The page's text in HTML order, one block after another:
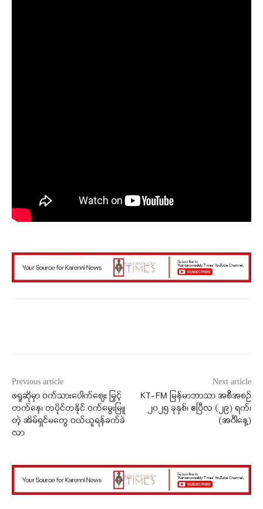
Previous article
ဖရူဆိုမှာ ဝက်သားပေါက်စျေး မြှင့်
တက်နေ၊ တပိုင်တနိုင် ဝက်မွေးမြူ
တဲ့ အိမ်ရှင်မတွေ ဝယ်ယူရန်ခက်ခဲ
လာ
Next article
KT-FM မြန်မာဘာသာ အစီအစဉ်
၂၀၂၅ ခုနှစ်၊ ဧပြီလ (၂၉) ရက်၊
(အင်္ဂါနေ့)